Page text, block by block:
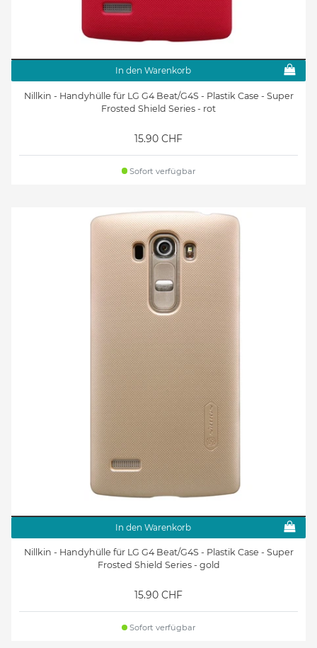
In den Warenkorb
Nillkin - Handyhülle für LG G4 Beat/G4S - Plastik Case - Super
Frosted Shield Series - rot
15.90 CHF
Sofort verfügbar
In den Warenkorb
Nillkin - Handyhülle für LG G4 Beat/G4S - Plastik Case - Super
Frosted Shield Series - gold
15.90 CHF
Sofort verfügbar